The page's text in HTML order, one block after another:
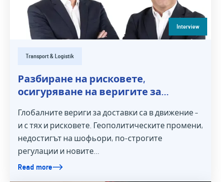
Interview
Transport & Logistik
Разбиране на рисковете,
осигуряване на веригите за
Глобалните вериги за доставки са в движение –
и с тях и рисковете. Геополитическите промени,
недостигът на шофьори, по-строгите
регулации и новите…
Read more